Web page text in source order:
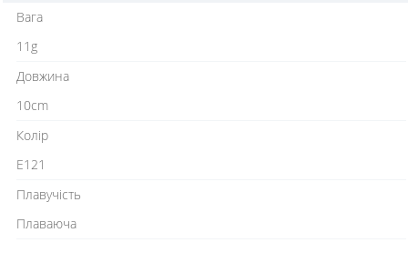
Вага
11g
Довжина
10cm
Колір
E121
Плавучість
Плаваюча